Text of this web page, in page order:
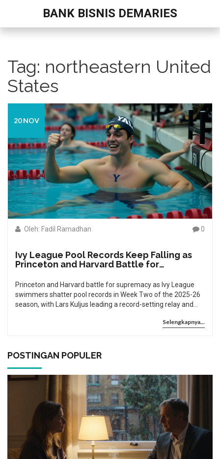
BANK BISNIS DEMARIES
Tag: northeastern United
States
20 NOV
Oleh: Fadil Ramadhan 0
Ivy League Pool Records Keep Falling as
Princeton and Harvard Battle for
Princeton and Harvard battle for supremacy as Ivy League
swimmers shatter pool records in Week Two of the 2025-26
season, with Lars Kuljus leading a record-setting relay and
Selengkapnya...
POSTINGAN POPULER